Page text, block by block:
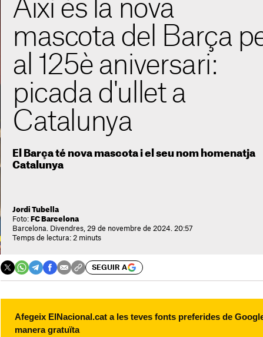
Així és la nova
mascota del Barça
al 125è aniversari:
picada d'ullet a
Catalunya
El Barça té nova mascota i el seu nom homenatja
Catalunya
Jordi Tubella
Foto: FC Barcelona
Barcelona. Divendres, 29 de novembre de 2024. 20:57
Temps de lectura: 2 minuts
SEGUIR A
Afegeix ElNacional.cat a les teves fonts preferides de
manera gratuïta